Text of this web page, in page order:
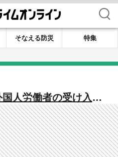
検索
そなえる防災
特集
国人労働者の受け入れ
に迫る―人手不足が
も 日本人労働力だけ
野でも上限迫り懸念